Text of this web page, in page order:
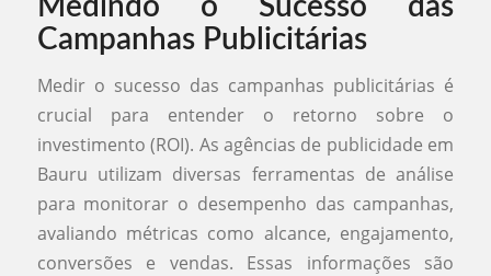
Medindo o Sucesso das
Campanhas Publicitárias
Medir o sucesso das campanhas publicitárias é
crucial para entender o retorno sobre o
investimento (ROI). As agências de publicidade em
Bauru utilizam diversas ferramentas de análise
para monitorar o desempenho das campanhas,
avaliando métricas como alcance, engajamento,
conversões e vendas. Essas informações são